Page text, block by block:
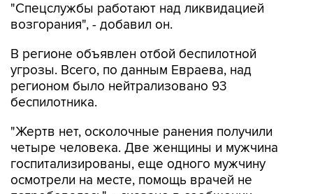
"Спецслужбы работают над ликвидацией
возгорания", - добавил он.
В регионе объявлен отбой беспилотной
угрозы. Всего, по данным Евраева, над
регионом было нейтрализовано 93
беспилотника.
"Жертв нет, осколочные ранения получили
четыре человека. Две женщины и мужчина
госпитализированы, еще одного мужчину
осмотрели на месте, помощь врачей не